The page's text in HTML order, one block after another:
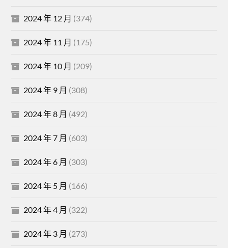
2024 年 12 月 (374)
2024 年 11 月 (175)
2024 年 10 月 (209)
2024 年 9 月 (308)
2024 年 8 月 (492)
2024 年 7 月 (603)
2024 年 6 月 (303)
2024 年 5 月 (166)
2024 年 4 月 (322)
2024 年 3 月 (273)